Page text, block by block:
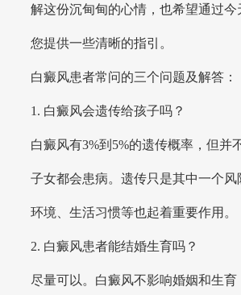
解这份沉甸甸的心情，也希望通过今
您提供一些清晰的指引。
白癜风患者常问的三个问题及解答：
1. 白癜风会遗传给孩子吗？
白癜风有3%到5%的遗传概率，但并
子女都会患病。遗传只是其中一个风
环境、生活习惯等也起着重要作用。
2. 白癜风患者能结婚生育吗？
尽量可以。白癜风不影响婚姻和生